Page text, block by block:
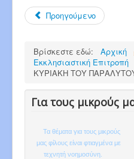
Προηγούμενο
Βρίσκεστε εδώ: Αρχική
Εκκλησιαστική Επιτροπή
ΚΥΡΙΑΚΗ ΤΟΥ
Για τους μικρούς
Τα θέματα για τους μικρούς
μας φίλους είναι φτιαγμένα με
τεχνητή νοημοσύνη.